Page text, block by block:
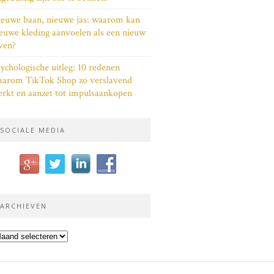
baan, nieuwe jas: waarom kan
kleding aanvoelen als een nieuw
uitleg: 10 redenen
TikTok Shop zo verslavend
en aanzet tot impulsaankopen
SOCIALE MEDIA
ARCHIEVEN